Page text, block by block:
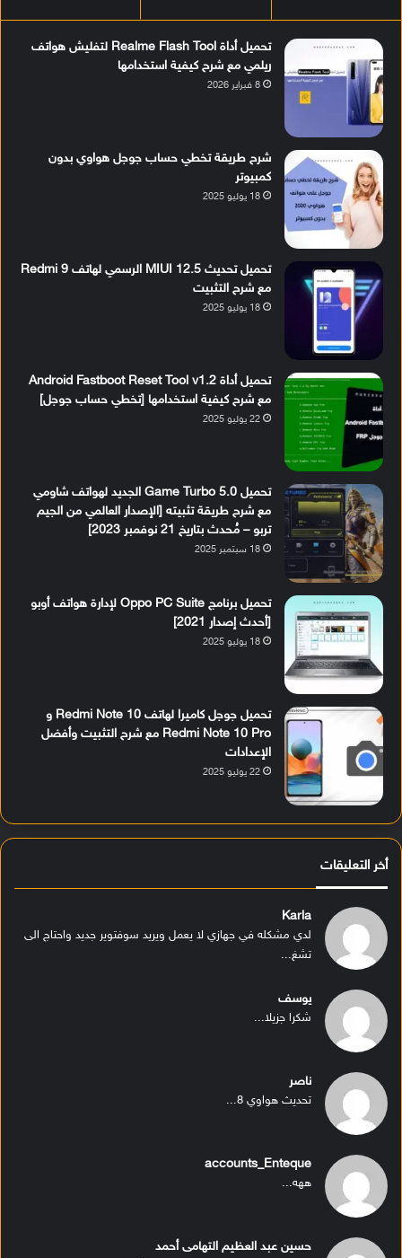
تحميل أداة Realme Flash Tool لتفليش هواتف
ريلمي مع شرح كيفية استخدامها
8 فبراير 2026
شرح طريقة تخطي حساب جوجل هواوي بدون
كمبيوتر
18 يوليو 2025
تحميل تحديث MIUI 12.5 الرسمي لهاتف Redmi 9
مع شرح التثبيت
18 يوليو 2025
تحميل أداة Android Fastboot Reset Tool v1.2
مع شرح كيفية استخدامها [تخطي حساب جوجل]
22 يوليو 2025
تحميل Game Turbo 5.0 الجديد لهواتف شاومي
مع شرح طريقة تثبيته [الإصدار العالمي من الجيم
تربو – مُحدث بتاريخ 21 نوفمبر 2023]
18 سبتمبر 2025
تحميل برنامج Oppo PC Suite لإدارة هواتف أوبو
[أحدث إصدار 2021]
18 يوليو 2025
تحميل جوجل كاميرا لهاتف Redmi Note 10 و
Redmi Note 10 Pro مع شرح التثبيت وأفضل
الإعدادات
22 يوليو 2025
أخر التعليقات
Karla
لدي مشكله في جهازي لا يعمل ويريد سوفتوير جديد واحتاج الى
تشغ...
يوسف
شكرا جزيلا...
ناصر
تحديث هواوي 8...
accounts_Enteque
ههه...
حسين عبد العظيم التهامى أحمد